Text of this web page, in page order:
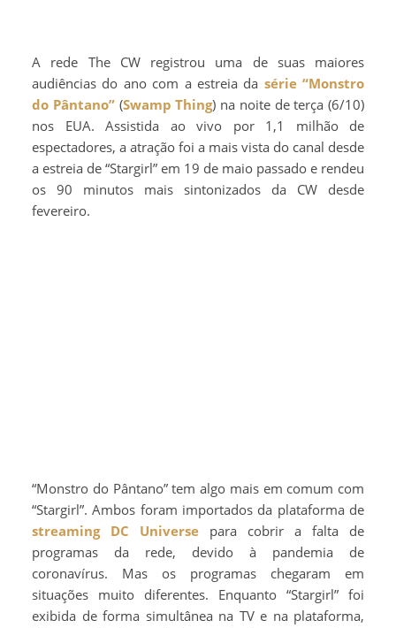
A rede The CW registrou uma de suas maiores
audiências do ano com a estreia da série “Monstro
do Pântano”(Swamp Thing) na noite de terça (6/10)
nos EUA. Assistida ao vivo por 1,1 milhão de
espectadores, a atração foi a mais vista do canal desde
a estreia de “Stargirl” em 19 de maio passado e rendeu
os 90 minutos mais sintonizados da CW desde
fevereiro.
“Monstro do Pântano” tem algo mais em comum com
“Stargirl”. Ambos foram importados da plataforma de
streaming
DC Universe para cobrir a falta de
programas da rede, devido à pandemia de
coronavírus. Mas os programas chegaram em
situações muito diferentes. Enquanto “Stargirl” foi
exibida de forma simultânea na TV e na plataforma,